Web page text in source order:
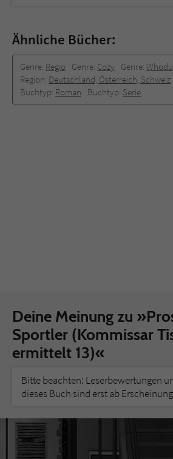
Ähnliche Bücher:
Genre: Regio Genre: Cozy Genre:
Region: Deutschland, Österreich, Schweiz
Buchtyp: Roman Buchtyp: Serie
Deine Meinung zu
Sportler (Kommissar
ermittelt 13)«
Bitte beachten: Leserbewertungen
dieses Buch sind erst ab